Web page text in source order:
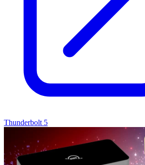
Thunderbolt 5